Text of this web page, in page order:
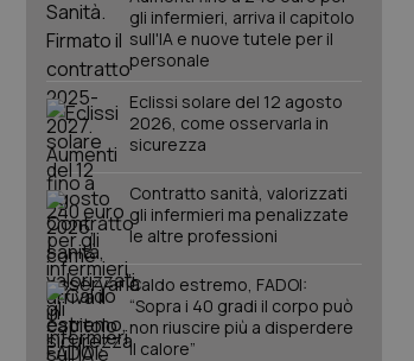
gli infermieri, arriva il capitolo
sull'IA e nuove tutele per il
personale
Eclissi solare del 12 agosto
2026, come osservarla in
sicurezza
Contratto sanità, valorizzati
gli infermieri ma penalizzate
le altre professioni
Caldo estremo, FADOI:
“Sopra i 40 gradi il corpo può
non riuscire più a disperdere
il calore”